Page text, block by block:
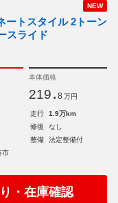
NEW
ートスタイル 2トーン
スライド
本体価格
219. 8 万円
走行
1.9万km
修復
なし
整備
法定整備付
市
・在庫確認